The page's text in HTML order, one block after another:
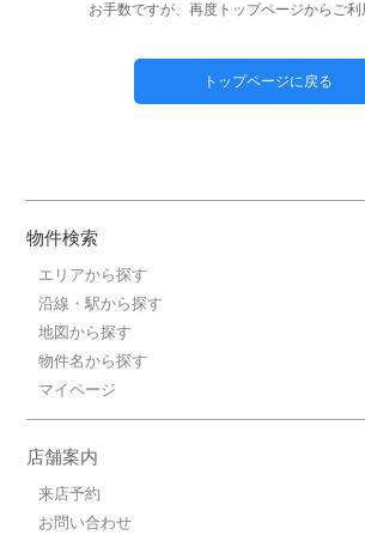
お手数ですが、再度トップページからご利
トップページに戻る
物件検索
エリアから探す
沿線・駅から探す
地図から探す
物件名から探す
マイページ
店舗案内
来店予約
お問い合わせ